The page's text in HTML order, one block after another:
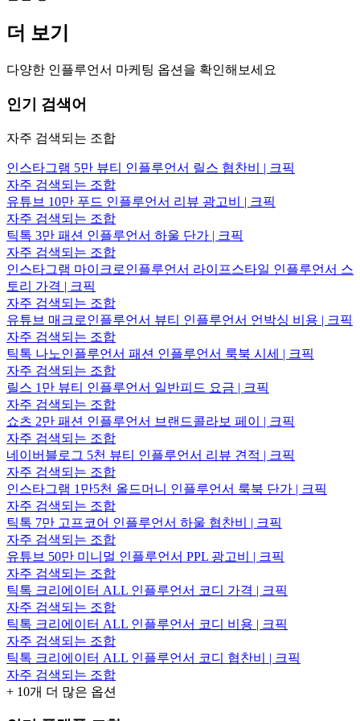
더 보기
다양한 인플루언서 마케팅 옵션을 확인해보세요
인기 검색어
자주 검색되는 조합
인스타그램 5만 뷰티 인플루언서 릴스 협찬비 | 크픽
자주 검색되는 조합
유튜브 10만 푸드 인플루언서 리뷰 광고비 | 크픽
자주 검색되는 조합
틱톡 3만 패션 인플루언서 하울 단가 | 크픽
자주 검색되는 조합
인스타그램 마이크로인플루언서 라이프스타일 인플루언서 스
토리 가격 | 크픽
자주 검색되는 조합
유튜브 매크로인플루언서 뷰티 인플루언서 언박싱 비용 | 크픽
자주 검색되는 조합
틱톡 나노인플루언서 패션 인플루언서 룩북 시세 | 크픽
자주 검색되는 조합
릴스 1만 뷰티 인플루언서 일반피드 요금 | 크픽
자주 검색되는 조합
쇼츠 2만 패션 인플루언서 브랜드콜라보 페이 | 크픽
자주 검색되는 조합
네이버블로그 5천 뷰티 인플루언서 리뷰 견적 | 크픽
자주 검색되는 조합
인스타그램 1만5천 올드머니 인플루언서 룩북 단가 | 크픽
자주 검색되는 조합
틱톡 7만 고프코어 인플루언서 하울 협찬비 | 크픽
자주 검색되는 조합
유튜브 50만 미니멀 인플루언서 PPL 광고비 | 크픽
자주 검색되는 조합
틱톡 크리에이터 ALL 인플루언서 코디 가격 | 크픽
자주 검색되는 조합
틱톡 크리에이터 ALL 인플루언서 코디 비용 | 크픽
자주 검색되는 조합
틱톡 크리에이터 ALL 인플루언서 코디 협찬비 | 크픽
자주 검색되는 조합
+ 10개 더 많은 옵션